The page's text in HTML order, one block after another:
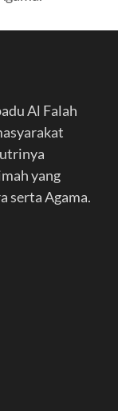
Al Falah
yang
serta Agama.